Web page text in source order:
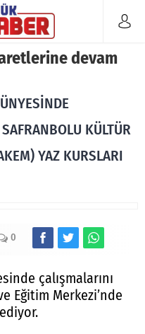
devam
KÜLTÜR
YAZ KURSLARI
0
çalışmalarını
Eğitim Merkezi’nde